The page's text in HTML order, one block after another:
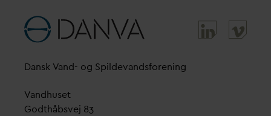
Dansk Vand- og Spildevandsforening
Vandhuset
Godthåbsvej 83